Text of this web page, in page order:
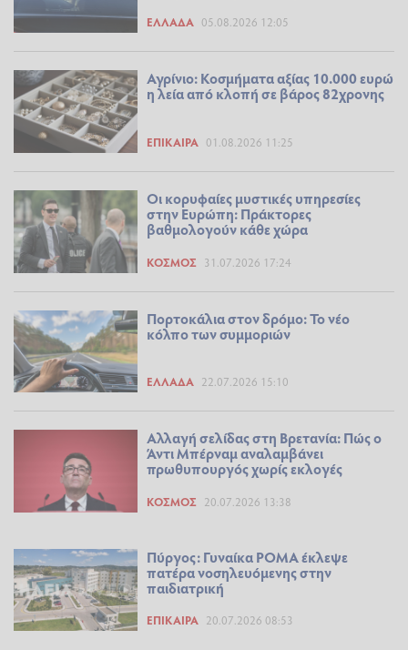
ΕΛΛΆΔΑ 05.08.2026 12:05
Αγρίνιο: Κοσμήματα αξίας 10.000 ευρώ
η λεία από κλοπή σε βάρος 82χρονης
ΕΠΊΚΑΙΡΑ 01.08.2026 11:25
Οι κορυφαίες μυστικές υπηρεσίες
στην Ευρώπη: Πράκτορες
βαθμολογούν κάθε χώρα
ΚΌΣΜΟΣ 31.07.2026 17:24
Πορτοκάλια στον δρόμο: Το νέο
κόλπο των συμμοριών
ΕΛΛΆΔΑ 22.07.2026 15:10
Αλλαγή σελίδας στη Βρετανία: Πώς ο
Άντι Μπέρναμ αναλαμβάνει
πρωθυπουργός χωρίς εκλογές
ΚΌΣΜΟΣ 20.07.2026 13:38
Πύργος: Γυναίκα ΡΟΜΑ έκλεψε
πατέρα νοσηλευόμενης στην
παιδιατρική
ΕΠΊΚΑΙΡΑ 20.07.2026 08:53